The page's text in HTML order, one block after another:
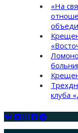
«На
клуба